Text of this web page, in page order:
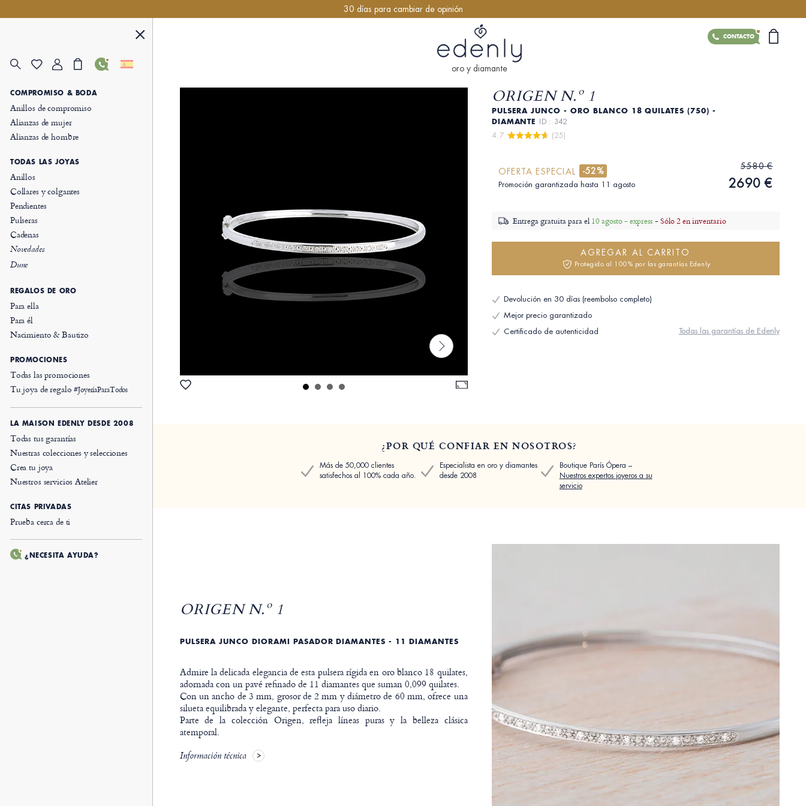
COMPROMISO & BODA
Anillos de compromiso
Alianzas de mujer
Alianzas de hombre
TODAS LAS JOYAS
Anillos
Collares y colgantes
Pendientes
Pulseras
Cadenas
Novedades
Dune
REGALOS DE ORO
Para ella
Para él
Nacimiento & Bautizo
PROMOCIONES
Todas las promociones
Tu joya de regalo#JoyeríaParaTodos
LA MAISON EDENLY DESDE 2008
Todas tus garantías
Nuestras colecciones y selecciones
Crea tu joya
Nuestros servicios Atelier
CITAS PRIVADAS
Prueba cerca de ti
¿NECESITA AYUDA?
30 días para cambiar de opinión
CONTACTO
oro y diamante
ORIGEN N.º 1
PULSERA JUNCO - ORO BLANCO 18 QUILATES (750) -
DIAMANTE ID : 342
4.7
(25)
OFERTA ESPECIAL -52%
Promoción garantizada hasta 11 agosto
5580 €
2690 €
Entrega gratuita para el 10 agosto - express -Sólo 2 en inventario
AGREGAR AL CARRITO
Protegido al 100% por las garantías Edenly
Devolución en 30 días (reembolso completo)
Mejor precio garantizado
Certificado de autenticidad
Todas las garantías de Edenly
¿POR QUÉ CONFIAR EN NOSOTROS?
Más de 50,000 clientes
satisfechos al 100% cada año.
Especialista en oro y diamantes
desde 2008
Boutique París Ópera –
Nuestros expertos joyeros a su
servicio
ORIGEN N.º 1
PULSERA JUNCO DIORAMI PASADOR DIAMANTES - 11 DIAMANTES
Admire la delicada elegancia de esta pulsera rígida en oro blanco 18 quilates,
adornada con un pavé refinado de 11 diamantes que suman 0,099 quilates.
Con un ancho de 3 mm, grosor de 2 mm y diámetro de 60 mm, ofrece una
silueta equilibrada y elegante, perfecta para uso diario.
Parte de la colección Origen, refleja líneas puras y la belleza clásica
atemporal.
Información técnica